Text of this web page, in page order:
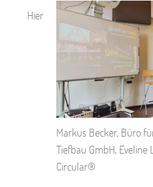
Markus Becker, Büro
Tiefbau GmbH, Eveline
Circular®
Hier